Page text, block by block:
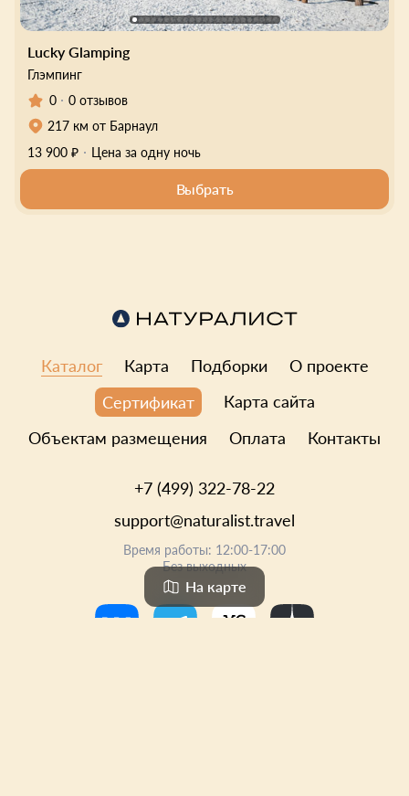
Lucky Glamping
Глэмпинг
0
0 отзывов
217 км от Барнаул
13 900 ₽
Цена за одну ночь
Выбрать
На карте
Каталог Карта Подборки
О проекте
Сертификат
Карта сайта
Объектам размещения
Оплата Контакты
+7 (499) 322-78-22
support@naturalist.travel
Время работы: 12:00-17:00
Без выходных